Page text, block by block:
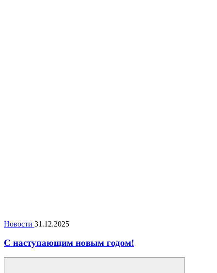
Новости 31.12.2025
С наступающим новым годом!